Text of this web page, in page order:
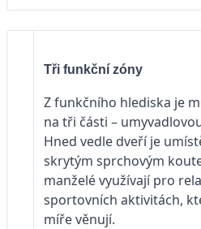
Tři funkční zóny
Z funkčního hlediska je
na tři části –
Hned vedle dveří je
skrytým sprchovým
manželé využívají pro
sportovních aktivitách,
míře věnují.